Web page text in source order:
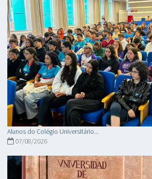
Alunos do Colégio Universitário...
07/08/2026